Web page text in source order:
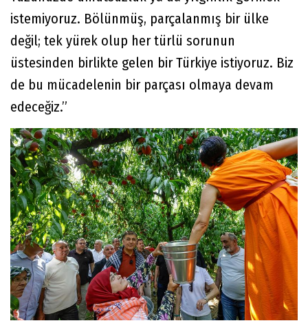
istemiyoruz. Bölünmüş, parçalanmış bir ülke
değil; tek yürek olup her türlü sorunun
üstesinden birlikte gelen bir Türkiye istiyoruz. Biz
de bu mücadelenin bir parçası olmaya devam
edeceğiz.”